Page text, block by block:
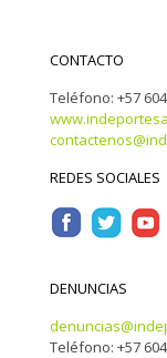
CONTACTO
Teléfono: +57
REDES SOCIALES
DENUNCIAS
Teléfono: +57